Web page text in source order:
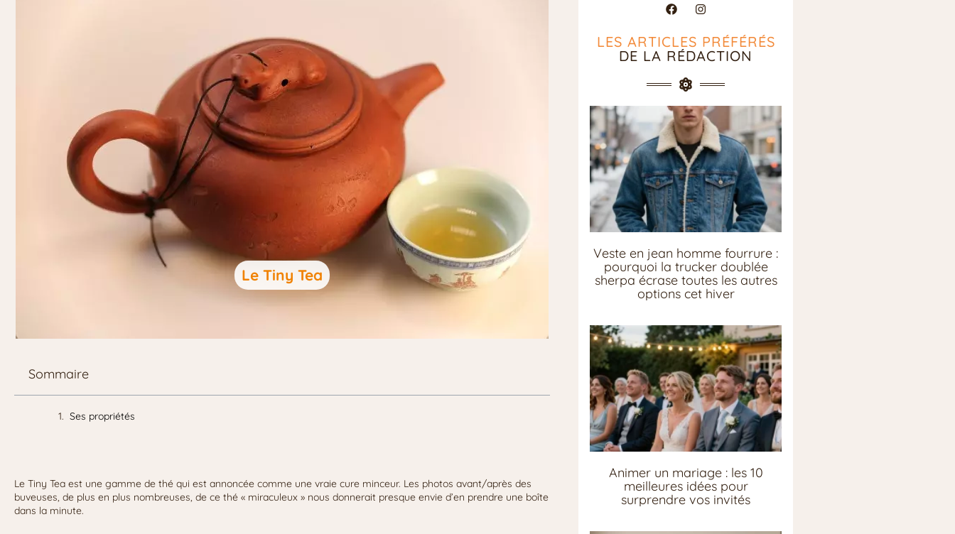
Le Tiny Tea
Sommaire
Ses propriétés
Le Tiny Tea est une gamme de thé qui est annoncée comme une vraie cure minceur. Les photos avant/après des
buveuses, de plus en plus nombreuses, de ce thé « miraculeux » nous donnerait presque envie d’en prendre une boîte
dans la minute.
LES ARTICLES PRÉFÉRÉS
DE LA RÉDACTION
Veste en jean homme fourrure :
pourquoi la trucker doublée
sherpa écrase toutes les autres
options cet hiver
Animer un mariage : les 10
meilleures idées pour
surprendre vos invités